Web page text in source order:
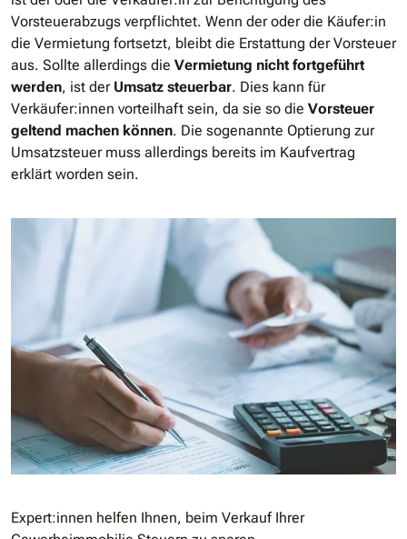
Vorsteuerabzugs verpflichtet. Wenn der oder die Käufer:in
die Vermietung fortsetzt, bleibt die Erstattung der Vorsteuer
aus. Sollte allerdings die Vermietung nicht fortgeführt
werden, ist der Umsatz steuerbar. Dies kann für
Verkäufer:innen vorteilhaft sein, da sie so die Vorsteuer
geltend machen können. Die sogenannte Optierung zur
Umsatzsteuer muss allerdings bereits im Kaufvertrag
erklärt worden sein.
Expert:innen helfen Ihnen, beim Verkauf Ihrer